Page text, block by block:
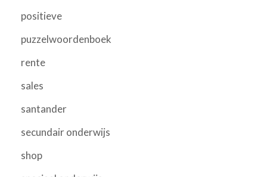
positieve
puzzelwoordenboek
rente
sales
santander
secundair onderwijs
shop